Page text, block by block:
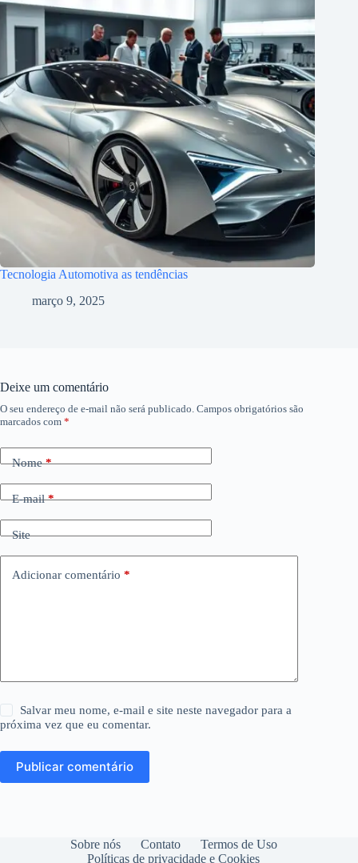
Tecnologia Automotiva as tendências
março 9, 2025
Deixe um comentário
O seu endereço de e-mail não será publicado. Campos obrigatórios são
marcados com *
Nome*
E-mail*
Site
Adicionar comentário *
Salvar meu nome, e-mail e site neste navegador para a
próxima vez que eu comentar.
Publicar comentário
Sobre nós Contato
Termos de Uso
Políticas de privacidade e Cookies